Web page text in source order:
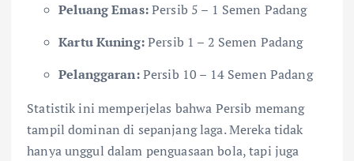
Peluang Emas:Persib 5 – 1 Semen Padang
Kartu Kuning:Persib 1 – 2 Semen Padang
Pelanggaran:Persib 10 – 14 Semen Padang
Statistik ini memperjelas bahwa Persib memang
tampil dominan di sepanjang laga. Mereka tidak
hanya unggul dalam penguasaan bola, tapi juga